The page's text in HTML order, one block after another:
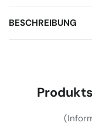
BESCHREIBUNG